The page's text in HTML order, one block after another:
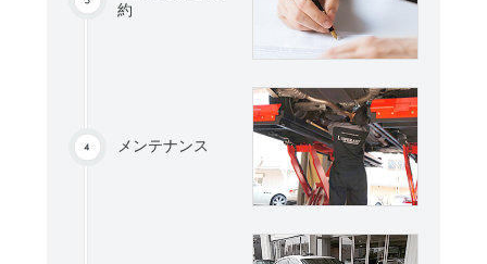
約
メンテナンス